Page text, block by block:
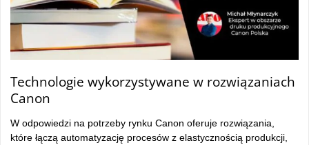
Technologie wykorzystywane w rozwiązaniach
Canon
W odpowiedzi na potrzeby rynku Canon oferuje rozwiązania,
które łączą automatyzację procesów z elastycznością produkcji,